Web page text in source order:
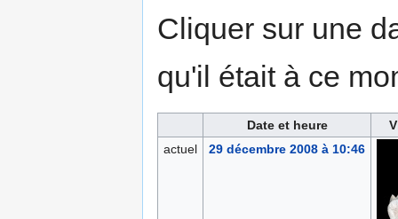
Cliquer sur une
qu'il était à ce
Date et heure
actuel
29 décembre 2008 à 10:46